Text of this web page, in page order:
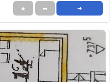
★ ➦ ➜